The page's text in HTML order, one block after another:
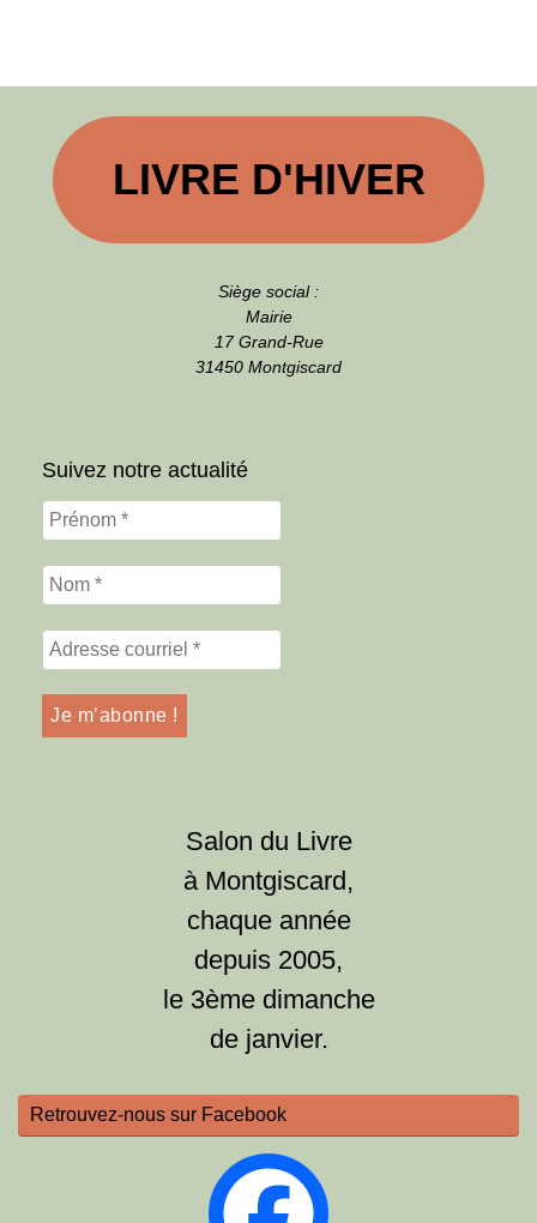
LIVRE D'HIVER
Siège social :
Mairie
17 Grand-Rue
31450 Montgiscard
Suivez notre actualité
Salon du Livre
à Montgiscard,
chaque année
depuis 2005,
le 3ème dimanche
de janvier.
Retrouvez-nous sur Facebook